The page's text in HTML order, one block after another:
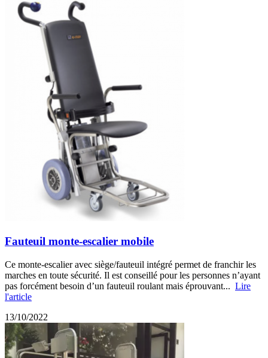
Fauteuil monte-escalier mobile
Ce monte-escalier avec siège/fauteuil intégré permet de franchir les
marches en toute sécurité. Il est conseillé pour les personnes n’ayant
pas forcément besoin d’un fauteuil roulant mais éprouvant... Lire
l'article
13/10/2022